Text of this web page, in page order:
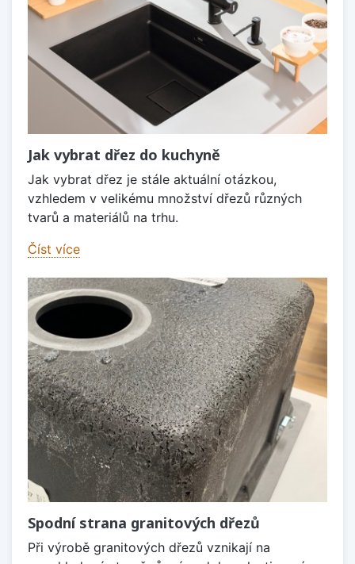
Jak vybrat dřez do kuchyně
Jak vybrat dřez je stále aktuální otázkou,
vzhledem v velikému množství dřezů různých
tvarů a materiálů na trhu.
Číst více
Spodní strana granitových dřezů
Při výrobě granitových dřezů vznikají na